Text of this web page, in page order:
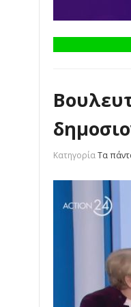
ΚατηγορίαΤα